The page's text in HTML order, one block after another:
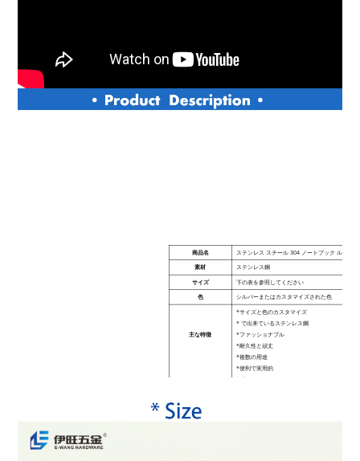
商品名
ステンレス スチール 304 ノートブック ルーズ
素材
ステンレス鋼
サイズ
下の表を参照してください
色 シルバーまたはカスタマイズされた色
主な特徴
*サイズと色のカスタマイズ
* で出来ている ステンレス鋼
*ファッショナブル
*耐久性と頑丈
*複数の用途
*便利で実用的
* 使いやすい
使用法